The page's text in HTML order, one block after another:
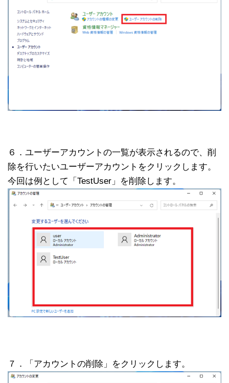
６．ユーザーアカウントの一覧が表示されるので、削
除を行いたいユーザーアカウントをクリックします。
今回は例として「TestUser」を削除します。
７．「アカウントの削除」をクリックします。